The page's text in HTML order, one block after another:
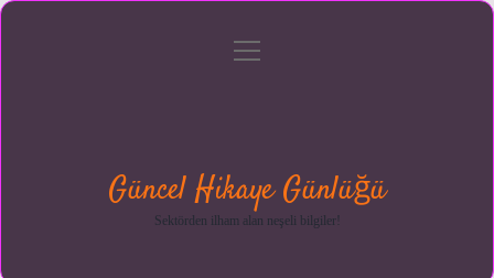
menüyü
Güncel Hikaye Günlüğü
Sektörden ilham alan neşeli bilgiler!